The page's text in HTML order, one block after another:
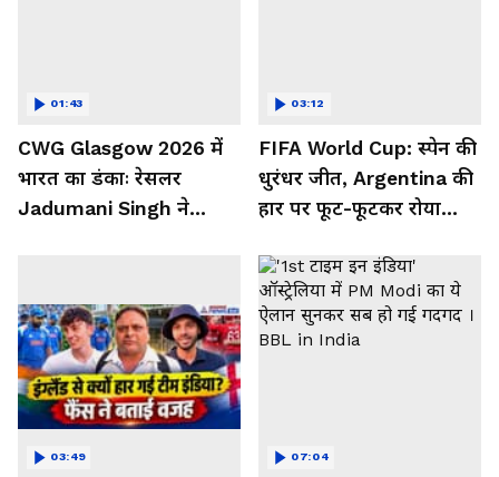
CWG Glasgow 2026 में
भारत का डंकाः रेसलर
Jadumani Singh ने
01:43
FIFA World Cup: स्पेन की
धुरंधर जीत, Argentina की
हार पर फूट-फूटकर रोया
03:12
03:49 07:04